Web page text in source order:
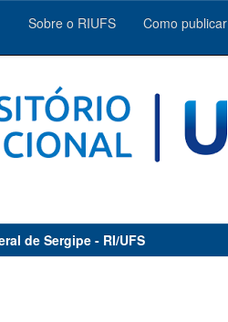
Sobre o RIUFS Como publicar
de Sergipe - RI/UFS